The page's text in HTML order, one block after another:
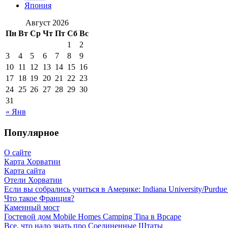
Япония
Август 2026
Пн Вт Ср Чт Пт Сб Вс
« Янв
1
2
3
4 5 6 7 8
9
10 11 12 13 14 15 16
17 18 19 20 21 22 23
24 25 26 27 28 29 30
31
Популярное
О сайте
Карта Хорватии
Карта сайта
Отели Хорватии
Если вы собрались учиться в Америке: Indiana University/
Что такое Франция?
Каменный мост
Гостевой дом Mobile Homes Camping Tina в Врсаре
Все, что надо знать про Соединенные Штаты